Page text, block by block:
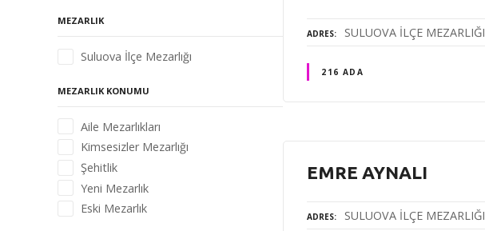
MEZARLIK
Suluova İlçe Mezarlığı
MEZARLIK KONUMU
Aile Mezarlıkları
Kimsesizler Mezarlığı
Şehitlik
Yeni Mezarlık
Eski Mezarlık
ADRES SULUOVA İLÇE MEZARLIĞI
216 ADA
EMRE AYNALI
ADRES SULUOVA İLÇE MEZARLIĞI